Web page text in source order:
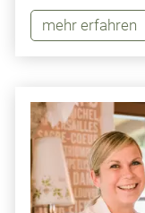
mehr erfahren